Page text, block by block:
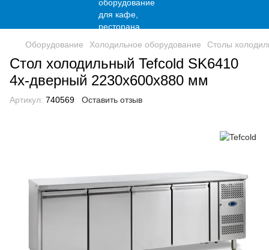
Оборудование Холодильное оборудование Столы
Стол холодильный Tefcold SK6410
4х-дверный 2230x600x880 мм
Артикул: 740569 Оставить отзыв